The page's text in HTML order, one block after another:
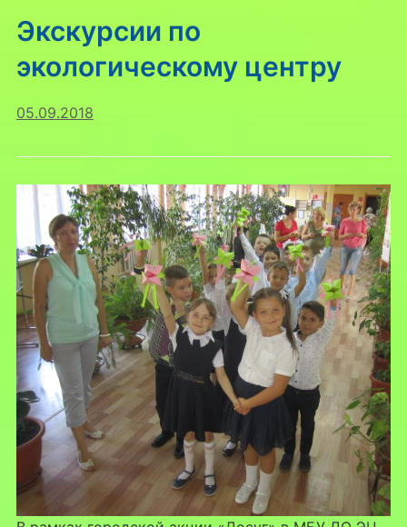
Экскурсии по
экологическому центру
05.09.2018